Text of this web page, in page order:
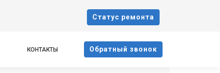
Cтатус ремонта
КОНТАКТЫ Oбратный звонок